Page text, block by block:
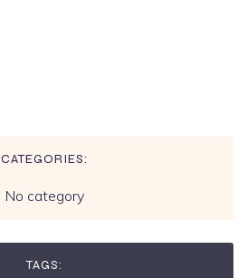
CATEGORIES:
No category
TAGS: